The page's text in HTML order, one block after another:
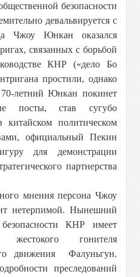
безопасности
девальвируется с
Чжоу Юнкан оказался
связанных с борьбой
КНР («дело Бо
простили, однако
70-летний Юнкан покинет
посты, став сугубо
китайском политическом
официальный Пекин
для демонстрации
партнерства
мнения персона Чжоу
нетерпимой. Нынешний
КНР имеет
жестокого гонителя
движения Фалуньгун.
преследований